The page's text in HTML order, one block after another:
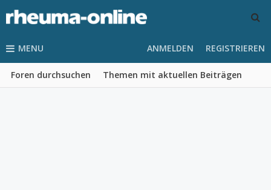
MENU
Foren durchsuchen Themen mit aktuellen Beiträgen
ANMELDEN REGISTRIEREN